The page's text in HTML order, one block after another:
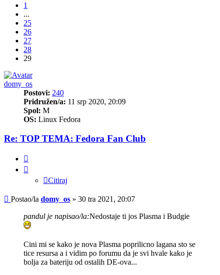
1
...
25
26
27
28
29
domy_os
Postovi: 240
Pridružen/a: 11 srp 2020, 20:09
Spol: M
OS: Linux Fedora
Re: TOP TEMA: Fedora Fan Club
Citiraj
Post
Postao/la domy_os » 30 tra 2021, 20:07
pandul je napisao/la:Nedostaje ti jos Plasma i Budgie
Cini mi se kako je nova Plasma poprilicno lagana sto se
tice resursa a i vidim po forumu da je svi hvale kako je
bolja za bateriju od ostalih DE-ova...